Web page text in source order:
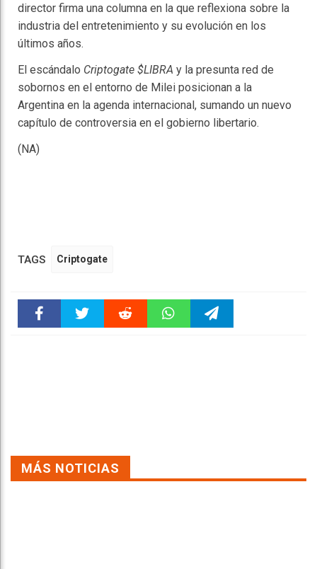
director firma una columna en la que reflexiona sobre la
industria del entretenimiento y su evolución en los
últimos años.
El escándalo Criptogate $LIBRA y la presunta red de
sobornos en el entorno de Milei posicionan a la
Argentina en la agenda internacional, sumando un nuevo
capítulo de controversia en el gobierno libertario.
(NA)
TAGS Criptogate
MÁS NOTICIAS